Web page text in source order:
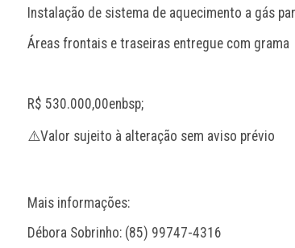
Instalação de sistema de aquecimento a gás
Áreas frontais e traseiras entregue com grama
R$ 530.000,00enbsp;
⚠️Valor sujeito à alteração sem aviso prévio
Mais informações:
Débora Sobrinho: (85) 99747-4316